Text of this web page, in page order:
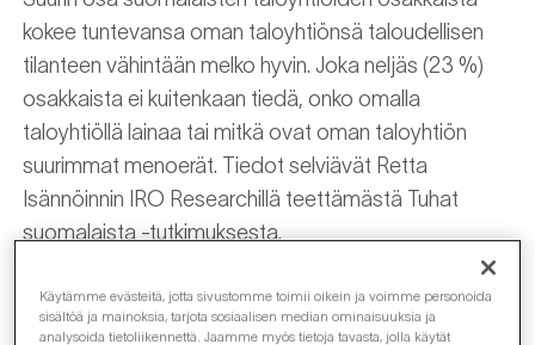
kokee tuntevansa oman taloyhtiönsä taloudellisen
tilanteen vähintään melko hyvin. Joka neljäs (23 %)
osakkaista ei kuitenkaan tiedä, onko omalla
taloyhtiöllä lainaa tai mitkä ovat oman taloyhtiön
suurimmat menoerät. Tiedot selviävät Retta
Isännöinnin IRO Researchillä teettämästä Tuhat
suomalaista -tutkimuksesta.
Ilahduttavaa tutkimustuloksissa on se, että
tutkimuksen mukaan valtaosa asunto-
Käytämme evästeitä, jotta sivustomme toimii oikein ja voimme personoida
sisältöä ja mainoksia, tarjota sosiaalisen median ominaisuuksia ja
analysoida tietoliikennettä. Jaamme myös tietoja tavasta, jolla käytät